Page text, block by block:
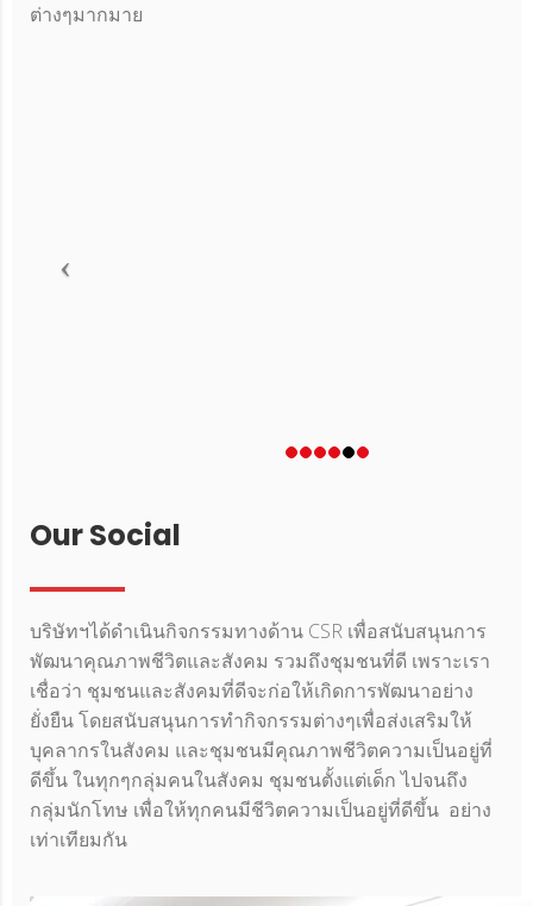
ต่างๆมากมาย
OurSocial
บริษัทฯได้ดำเนินกิจกรรมทางด้าน CSR เพื่อสนับสนุนการ
พัฒนาคุณภาพชีวิตและสังคม รวมถึงชุมชนที่ดี เพราะเรา
เชื่อว่า ชุมชนและสังคมที่ดีจะก่อให้เกิดการพัฒนาอย่าง
ยั่งยืน โดยสนับสนุนการทำกิจกรรมต่างๆเพื่อส่งเสริมให้
บุคลากรในสังคม และชุมชนมีคุณภาพชีวิตความเป็นอยู่ที่
ดีขึ้น ในทุกๆกลุ่มคนในสังคม ชุมชนตั้งแต่เด็ก ไปจนถึง
กลุ่มนักโทษ เพื่อให้ทุกคนมีชีวิตความเป็นอยู่ที่ดีขึ้น อย่าง
เท่าเทียมกัน